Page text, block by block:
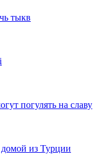
тыкв
погулять на славу
из Турции